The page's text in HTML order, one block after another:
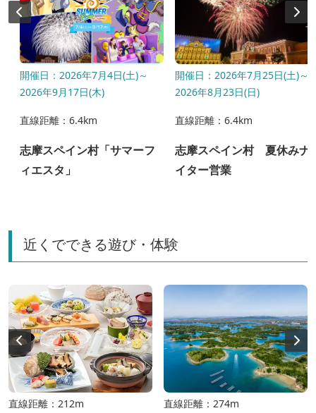
開催日：2026年7月4日(土)～
2026年9月17日(木)
直線距離：6.4km
志摩スペイン村「サマーフ
ィエスタ」
開催日：2026年7月25日(土)～
2026年8月23日(日)
直線距離：6.4km
志摩スペイン村 夏休みナ
イター営業
近くでできる遊び・体験
直線距離：212m 直線距離：274m